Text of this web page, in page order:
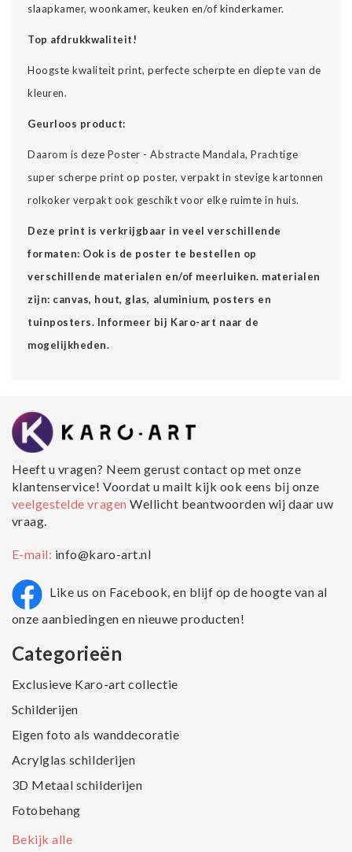
slaapkamer, woonkamer, keuken en/of kinderkamer.
Top afdrukkwaliteit!
Hoogste kwaliteit print, perfecte scherpte en diepte van de
kleuren.
Geurloos product:
Daarom is deze Poster - Abstracte Mandala, Prachtige
super scherpe print op poster, verpakt in stevige kartonnen
rolkoker verpakt ook geschikt voor elke ruimte in huis.
Deze print is verkrijgbaar in veel verschillende
formaten: Ook is de poster te bestellen op
verschillende materialen en/of meerluiken. materialen
zijn: canvas, hout, glas, aluminium, posters en
tuinposters. Informeer bij Karo-art naar de
mogelijkheden.
Heeft u vragen? Neem gerust contact op met onze
klantenservice! Voordat u mailt kijk ook eens bij onze
veelgestelde vragenWellicht beantwoorden wij daar uw
vraag.
E-mail: info@karo-art.nl
Like us on Facebook, en blijf op de hoogte van al
onze aanbiedingen en nieuwe producten!
Categorieën
Exclusieve Karo-art collectie
Schilderijen
Eigen foto als wanddecoratie
Acrylglas schilderijen
3D Metaal schilderijen
Fotobehang
Bekijk alle